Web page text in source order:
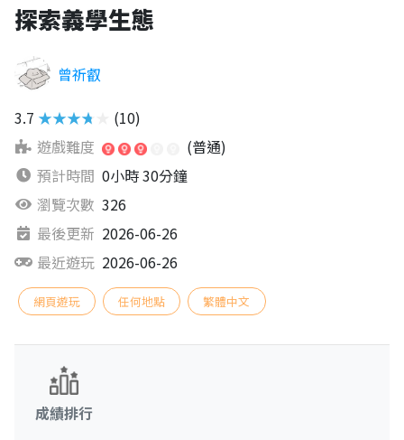
探索義學生態
曾祈叡
3.7 ★★★★★
(10)
遊戲難度
(普通)
預計時間 0小時 30分鐘
瀏覽次數 326
最後更新 2026-06-26
最近遊玩 2026-06-26
網頁遊玩 任何地點 繁體中文
成績排行